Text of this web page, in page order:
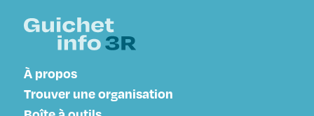
À propos
Trouver une organisation